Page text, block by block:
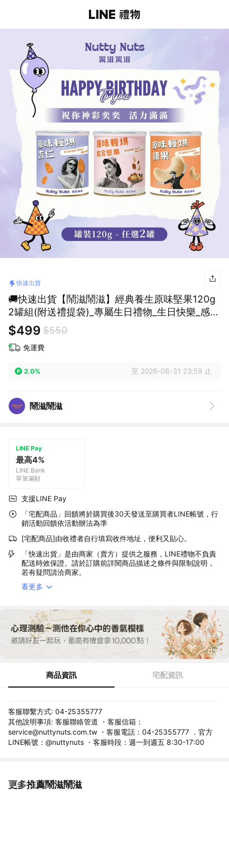
快速出貨
🚚快速出貨【鬧滋鬧滋】經典養生原味堅果120g
2罐組(附送禮提袋)_專屬生日禮物_生日快樂_感謝
禮_下午茶
$499 $550
免運費
2.0% 至 2026-08-31 23:59 止
鬧滋鬧滋
LINE Pay
最高4%
LINE Bank
單筆滿額
支援LINE Pay
「宅配商品」回饋將於購買後30天發送至購買者LINE帳號，行
銷活動回饋依活動辦法為準
[宅配商品]由收禮者自行填寫收件地址，便利又貼心。
「快速出貨」是由商家（賣方）提供之服務，LINE禮物不負責
配送時效保證。請於訂購前詳閱商品描述之條件與限制說明，
若有疑問請洽商家。
看更多
商品資訊 宅配資訊
客服聯繫方式: 04-25355777
其他說明事項: 客服聯絡管道 ・客服信箱：
service@nuttynuts.com.tw ・客服電話：04-25355777 ．官方
LINE帳號：@nuttynuts ・客服時段：週一到週五 8:30-17:00
更多推薦鬧滋鬧滋
看更多